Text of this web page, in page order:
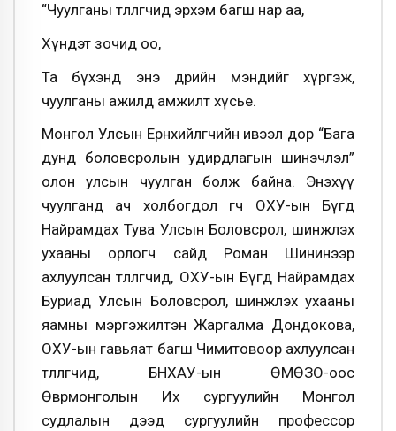
“Чуулганы төлөөлөгчид эрхэм багш нар аа,
Хүндэт зочид оо,
Та бүхэнд энэ өдрийн мэндийг хүргэж,
чуулганы ажилд амжилт хүсье.
Монгол Улсын Ерөнхийлөгчийн ивээл дор “Бага
дунд боловсролын удирдлагын шинэчлэл”
олон улсын чуулган болж байна. Энэхүү
чуулганд ач холбогдол өгч ОХУ-ын Бүгд
Найрамдах Тува Улсын Боловсрол, шинжлэх
ухааны орлогч сайд Роман Шининээр
ахлуулсан төлөөлөгчид, ОХУ-ын Бүгд Найрамдах
Буриад Улсын Боловсрол, шинжлэх ухааны
яамны мэргэжилтэн Жаргалма Дондокова,
ОХУ-ын гавьяат багш Чимитовоор ахлуулсан
төлөөлөгчид, БНХАУ-ын ӨМӨЗО-оос
Өвөрмонголын Их сургуулийн Монгол
судлалын дээд сургуулийн профессор